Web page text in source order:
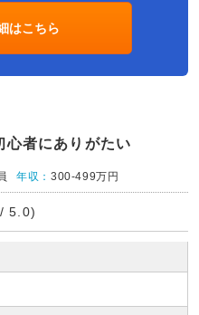
はこちら
心者にありがたい
年収：300-499万円
5.0)